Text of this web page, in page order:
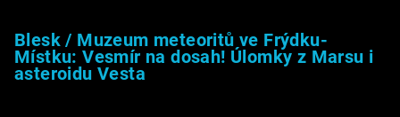
Blesk / Muzeum meteoritů ve Frýdku-
Místku: Vesmír na dosah! Úlomky z Marsu i
asteroidu Vesta